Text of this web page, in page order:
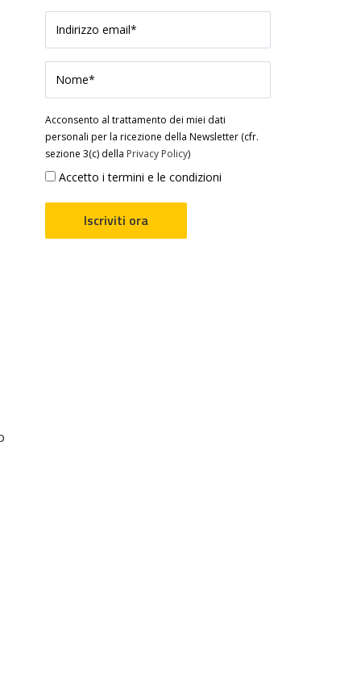
Acconsento al trattamento dei miei dati
personali per la ricezione della Newsletter (cfr.
sezione 3(c) della Privacy Policy)
Accetto i termini e le condizioni